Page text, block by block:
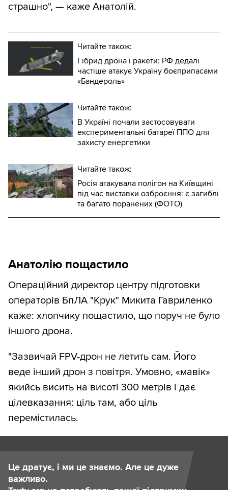
страшно", — каже Анатолій.
Читайте також:
Гібрид дрона і ракети: РФ дедалі
частіше атакує Україну боєприпасами
«Бандероль»
Читайте також:
В Україні почали застосовувати
експериментальні батареї ППО для
захисту енергетики
Читайте також:
Росія атакувала полігон на Київщині
під час виставки озброєння: є загиблі
та багато поранених (ФОТО)
Анатолію пощастило
Операційний директор центру підготовки
операторів БпЛА "Крук" Микита Гавриленко
каже: хлопчику пощастило, що поруч не було
іншого дрона.
"Зазвичай FPV-дрон не летить сам. Його
веде інший дрон з повітря. Умовно, «мавік»
якийсь висить на висоті 300 метрів і дає
цілевказання: ціль там, або ціль
перемістилась.
Це дратує, і ми це знаємо. Але це дуже
важливо.